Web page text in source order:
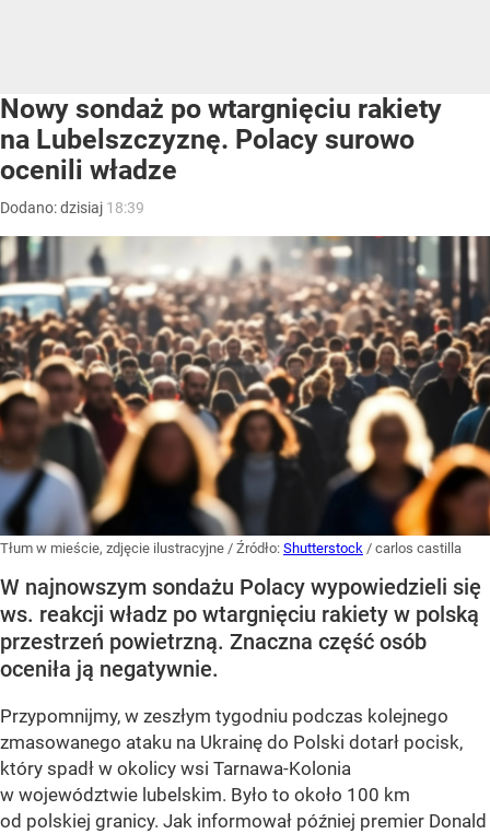
Nowy sondaż po wtargnięciu rakiety
na Lubelszczyznę. Polacy surowo
ocenili władze
Dodano:dzisiaj 18:39
Tłum w mieście, zdjęcie ilustracyjne / Źródło: Shutterstock / carlos castilla
W najnowszym sondażu Polacy wypowiedzieli się
ws. reakcji władz po wtargnięciu rakiety w polską
przestrzeń powietrzną. Znaczna część osób
oceniła ją negatywnie.
Przypomnijmy, w zeszłym tygodniu podczas kolejnego
zmasowanego ataku na Ukrainę do Polski dotarł pocisk,
który spadł w okolicy wsi Tarnawa-Kolonia
w województwie lubelskim. Było to około 100 km
od polskiej granicy. Jak informował później premier Donald